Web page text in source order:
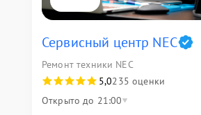
Сервисный центр NEC
Ремонт техники NEC
5,0235 оценки
Открыто до 21:00